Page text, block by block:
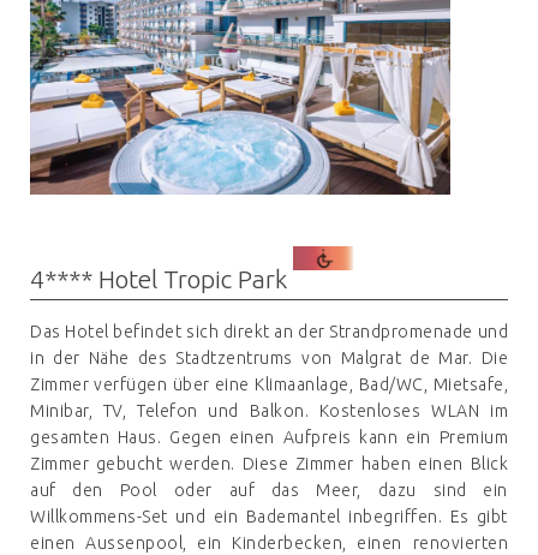
4**** Hotel Tropic Park
Das Hotel befindet sich direkt an der Strandpromenade und
in der Nähe des Stadtzentrums von Malgrat de Mar. Die
Zimmer verfügen über eine Klimaanlage, Bad/WC, Mietsafe,
Minibar, TV, Telefon und Balkon. Kostenloses WLAN im
gesamten Haus. Gegen einen Aufpreis kann ein Premium
Zimmer gebucht werden. Diese Zimmer haben einen Blick
auf den Pool oder auf das Meer, dazu sind ein
Willkommens-Set und ein Bademantel inbegriffen. Es gibt
einen Aussenpool, ein Kinderbecken, einen renovierten